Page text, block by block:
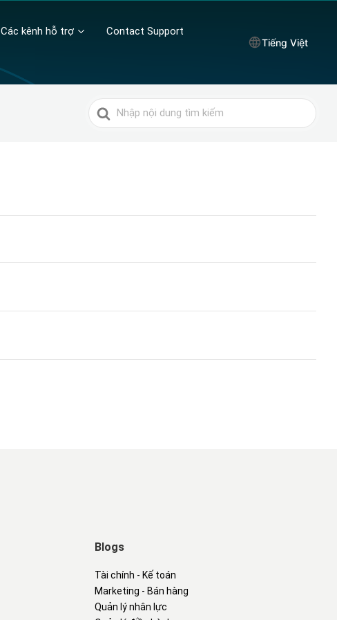
Các kênh hỗ trợ
Contact Support
Tiếng Việt
Tìm
kiếm
Blogs
Tài chính - Kế toán
Marketing - Bán hàng
Quản lý nhân lực